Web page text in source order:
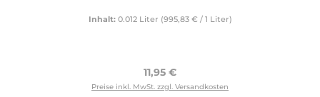
Inhalt: 0.012 Liter (995,83 € / 1 Liter)
Regulärer Preis:
11,95 €
Preise inkl. MwSt. zzgl. Versandkosten